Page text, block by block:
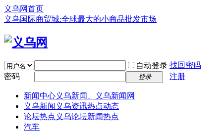
义乌网首页
义乌国际商贸城:全球最大的小商品批发市场
自动登录 找回密码
密码
登录 注册
新闻中心义乌新闻、义乌新闻网
义乌新闻 义乌资讯热点动态
论坛热点 义乌论坛新闻热点
汽车